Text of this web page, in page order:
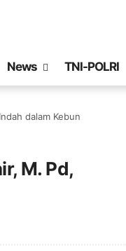
News TNI-POLRI
dalam Kebun
M. Pd,